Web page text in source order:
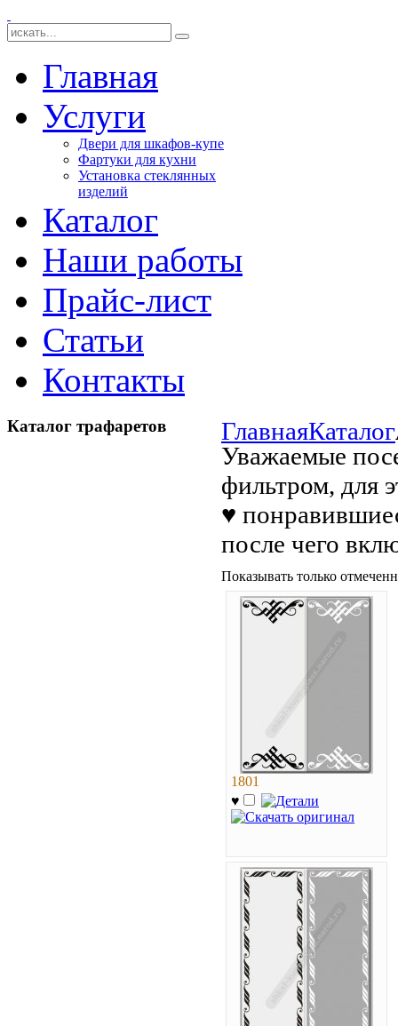
Главная
Услуги
Двери для шкафов-купе
Фартуки для кухни
Установка стеклянных
изделий
Каталог
Наши работы
Прайс-лист
Статьи
Контакты
ГлавнаяКаталог
Уважаемые
фильтром, для
♥
после чего
Показывать только
1801
♥
Каталог трафаретов